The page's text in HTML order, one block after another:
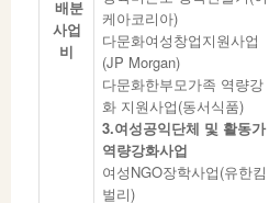
배분
사업
비
케아코리아)
다문화여성창업지원사업
(JP Morgan)
다문화한부모가족 역량강
화 지원사업(동서식품)
3.여성공익단체 및 활동가
역량강화사업
여성NGO장학사업(유한킴
벌리)